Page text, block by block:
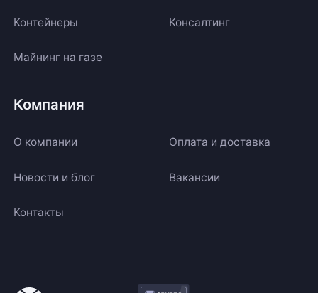
Контейнеры
Майнинг на газе
Консалтинг
Компания
О компании Оплата и доставка
Новости и блог Вакансии
Контакты